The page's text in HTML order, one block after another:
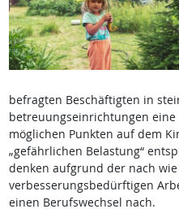
befragten Beschäftigten in
betreuungseinrichtungen eine
möglichen Punkten auf dem
„gefährlichen Belastung“
denken aufgrund der nach
verbesserungsbedürftigen
einen Berufswechsel nach.